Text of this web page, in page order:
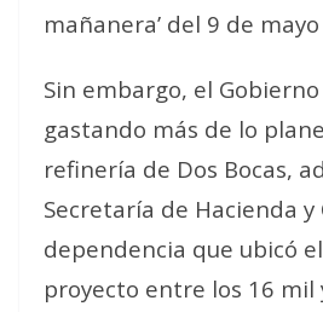
mañanera’ del 9 de
Sin embargo, el
gastando más de lo
refinería de Dos Bocas,
Secretaría de Hacienda
dependencia que ubicó
proyecto entre los 16 mil